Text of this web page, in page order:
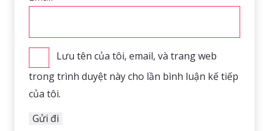
Lưu tên của tôi, email, và trang web
trong trình duyệt này cho lần bình luận kế tiếp
của tôi.